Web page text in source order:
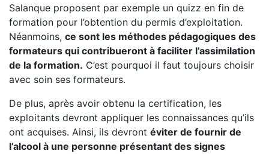
Salanque proposent par exemple un quizz en fin de
formation pour l’obtention du permis d’exploitation.
Néanmoins, ce sont les méthodes pédagogiques des
formateurs qui contribueront à faciliter l’assimilation
de la formation. C’est pourquoi il faut toujours choisir
avec soin ses formateurs.
De plus, après avoir obtenu la certification, les
exploitants devront appliquer les connaissances qu’ils
ont acquises. Ainsi, ils devront éviter de fournir de
l’alcool à une personne présentant des signes